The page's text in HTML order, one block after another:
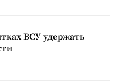
ВСУ удержать